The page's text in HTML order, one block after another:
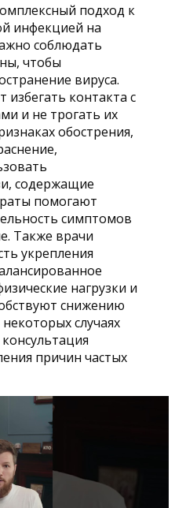
подход к
инфекцией на
соблюдать
чтобы
вируса.
контакта с
и не трогать их
обострения,
содержащие
помогают
симптомов
Также врачи
укрепления
нагрузки и
снижению
случаях
причин частых